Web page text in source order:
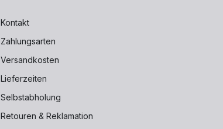
Kontakt
Zahlungsarten
Versandkosten
Lieferzeiten
Selbstabholung
Retouren & Reklamation